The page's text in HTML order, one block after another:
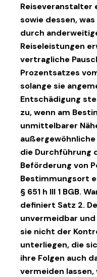
Reiseveranstalter
sowie dessen,
durch
Reiseleistungen
vertragliche
Prozentsatzes
solange sie
Entschädigung
zu, wenn am
unmittelbarer
die Durchführung
Beförderung von
Bestimmungsort
§ 651 h III 1 BGB.
definiert Satz 2.
unvermeidbar
sie nicht der
unterliegen, die
ihre Folgen auch
vermeiden